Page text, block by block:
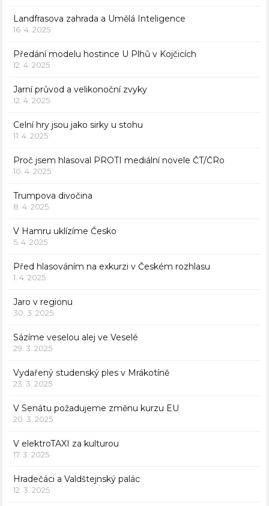
Landfrasova zahrada a Umělá Inteligence
16. 4. 2025
Předání modelu hostince U Plhů v Kojčicích
12. 4. 2025
Jarní průvod a velikonoční zvyky
12. 4. 2025
Celní hry jsou jako sirky u stohu
11. 4. 2025
Proč jsem hlasoval PROTI mediální novele ČT/ČRo
10. 4. 2025
Trumpova divočina
8. 4. 2025
V Hamru uklízíme Česko
5. 4. 2025
Před hlasováním na exkurzi v Českém rozhlasu
1. 4. 2025
Jaro v regionu
30. 3. 2025
Sázíme veselou alej ve Veselé
29. 3. 2025
Vydařený studenský ples v Mrákotíně
23. 3. 2025
V Senátu požadujeme změnu kurzu EU
20. 3. 2025
V elektroTAXI za kulturou
17. 3. 2025
Hradečáci a Valdštejnský palác
12. 3. 2025